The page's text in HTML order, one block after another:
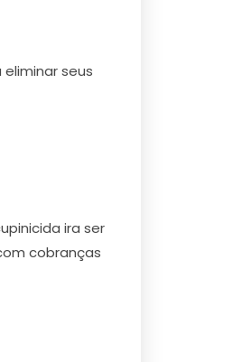
seus
ira ser
cobranças